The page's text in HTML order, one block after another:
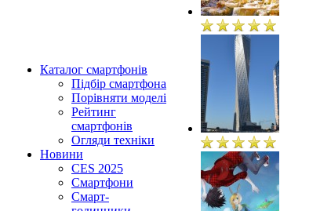
Каталог смартфонів
Підбір смартфона
Порівняти моделі
Рейтинг
смартфонів
Огляди техніки
Новини
CES 2025
Смартфони
Смарт-